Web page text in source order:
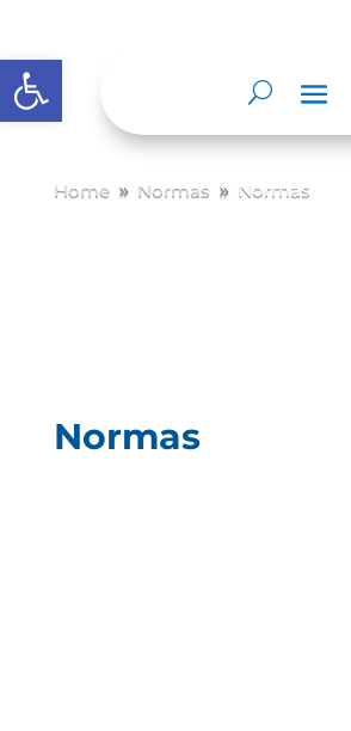
Abrir barra de herramientas
Home 9 Normas 9 Normas
Normas